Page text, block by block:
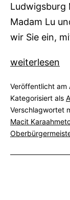
Ludwigsburg
Madam Lu
wir Sie ein,
Müller
Sohn
+
Ko:
Showtime
weiterlesen
Veröffentlicht am
Kategorisiert als
Verschlagwortet
Macit